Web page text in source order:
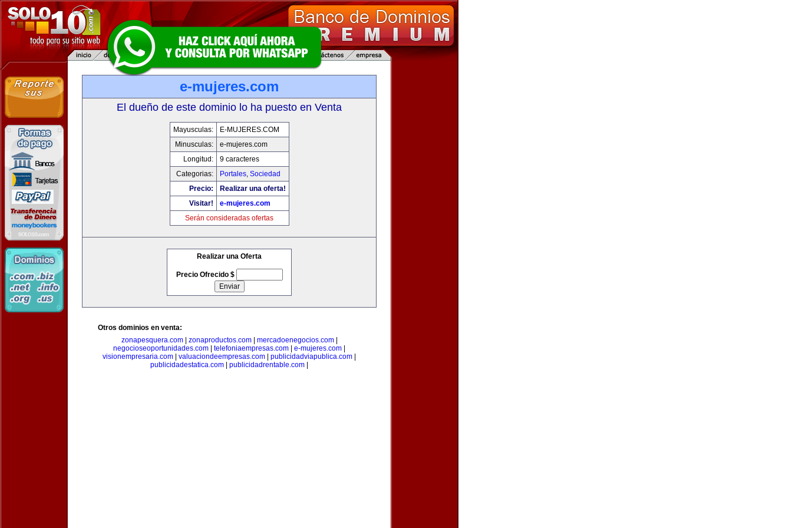
e-mujeres.com
El dueño de este dominio lo ha puesto en Venta
Mayusculas:
E-MUJERES.COM
Minusculas:
e-mujeres.com
Longitud:
9 caracteres
Categorias:
Portales, Sociedad
Precio:
Realizar una oferta!
Visitar!
e-mujeres.com
Serán consideradas ofertas
Realizar una Oferta
Precio Ofrecido $
Otros dominios en venta:
zonapesquera.com| zonaproductos.com| mercadoenegocios.com|
negocioseoportunidades.com
telefoniaempresas.com e-mujeres.com
visionempresaria.com
valuaciondeempresas.com publicidadviapublica.com
publicidadestatica.com
publicidadrentable.com